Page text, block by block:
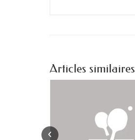
Articles similaires